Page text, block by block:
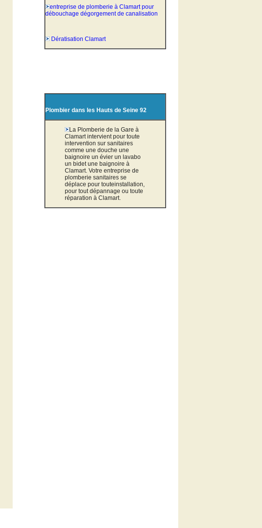
entreprise de plomberie à Clamart pour
débouchage dégorgement de canalisation
Dératisation Clamart
Plombier dans les Hauts de Seine 92
La Plomberie de la Gare à
Clamart intervient pour toute
intervention sur sanitaires
comme une douche une
baignoire un évier un lavabo
un bidet une baignoire à
Clamart. Votre entreprise de
plomberie sanitaires se
déplace pour touteinstallation,
pour tout dépannage ou toute
réparation à Clamart.